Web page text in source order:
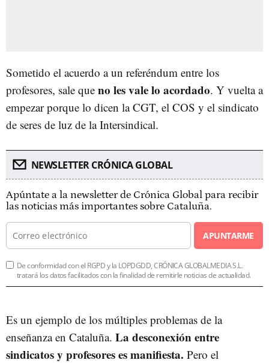
Sometido el acuerdo a un referéndum entre los
profesores, sale que no les vale lo acordado. Y vuelta a
empezar porque lo dicen la CGT, el COS y el sindicato
de seres de luz de la Intersindical.
NEWSLETTER CRÓNICA GLOBAL
Apúntate a la newsletter de Crónica Global para recibir
las noticias más importantes sobre Cataluña.
APUNTARME
De conformidad con el RGPD y la LOPDGDD, CRÓNICA GLOBALMEDIA S.L.
tratará los datos facilitados con la finalidad de remitirle noticias de actualidad.
Es un ejemplo de los múltiples problemas de la
enseñanza en Cataluña. La desconexión entre
sindicatos y profesores es manifiesta. Pero el